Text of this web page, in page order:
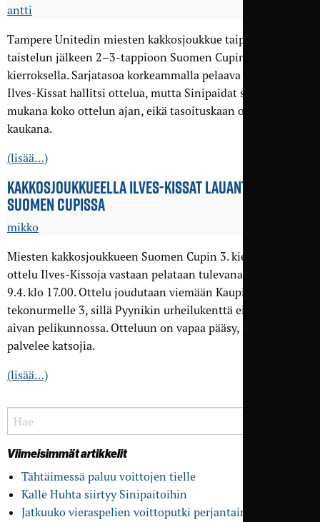
antti
Tampere Unitedin miesten kakkosjoukkue taipui hyvän
taistelun jälkeen 2–3-tappioon Suomen Cupin kolmannella
kierroksella. Sarjatasoa korkeammalla pelaava vastustaja
Ilves-Kissat hallitsi ottelua, mutta Sinipaidat sinnitteli
mukana koko ottelun ajan, eikä tasoituskaan ollut lopussa
kaukana.
(lisää…)
KAKKOS­JOUKKUEELLA ILVES-KISSAT LAUANTAINA
SUOMEN CUPISSA
mikko
Miesten kakkosjoukkueen Suomen Cupin 3. kierroksen
ottelu Ilves-Kissoja vastaan pelataan tulevana lauantaina
9.4. klo 17.00. Ottelu joudutaan viemään Kaupin
tekonurmelle 3, sillä Pyynikin urheilukenttä ei ole vielä
aivan pelikunnossa. Otteluun on vapaa pääsy, ja grillipiste
palvelee katsojia.
(lisää…)
Viimeisimmät artikkelit
Tähtäimessä paluu voittojen tielle
Kalle Huhta siirtyy Sinipaitoihin
Jatkuuko vieras­pelien voitto­putki perjantaina?